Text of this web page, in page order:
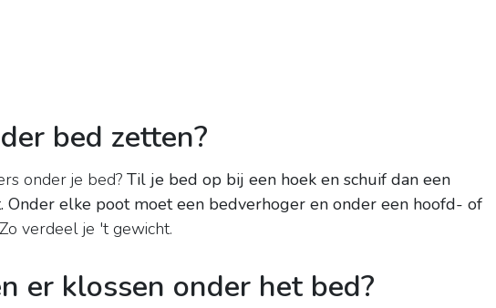
bed zetten?
onder je bed? Til je bed op bij een hoek en schuif dan een
Onder elke poot moet een bedverhoger en onder een hoofd- of
verdeel je 't gewicht.
er klossen onder het bed?